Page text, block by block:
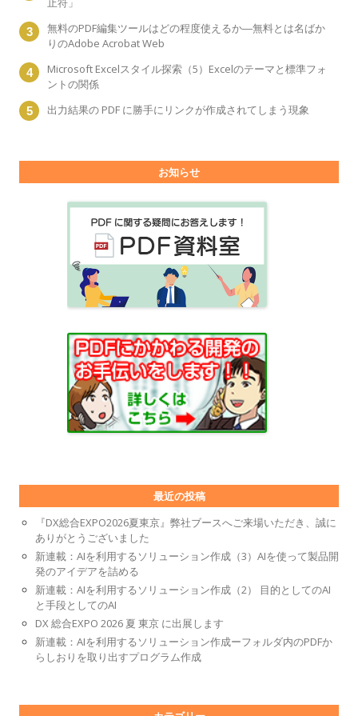
無料のPDF編集ツールはどの程度使えるか―無料とは名ばか
りのAdobe Acrobat Web
Microsoft Excelスタイル探索（5）Excelのテーマと標準フォ
ントの関係
出力結果の PDF に勝手にリンクが作成されてしまう現象
お知らせ
最近の投稿
『DX総合EXPO2026夏東京』弊社ブースへご来場いただき、誠に
ありがとうございました
新連載：AIを利用するソリューション作成（3）AIを使って製品開
発のアイデアを詰める
新連載：AIを利用するソリューション作成（2） 目的としてのAI
と手段としてのAI
DX 総合EXPO 2026 夏 東京 に出展します
新連載：AIを利用するソリューション作成ーフォルダ内のPDFか
らしおりを取り出すプログラム作成